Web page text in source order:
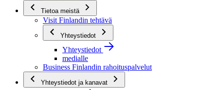
Tietoa meistä
Visit Finlandin tehtävä
Yhteystiedot
Yhteystiedot
medialle
Business Finlandin rahoituspalvelut
Yhteystiedot ja kanavat